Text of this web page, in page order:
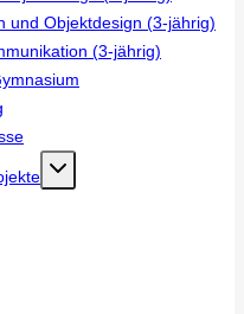
und Objektdesign (3-jährig)
(3-jährig)